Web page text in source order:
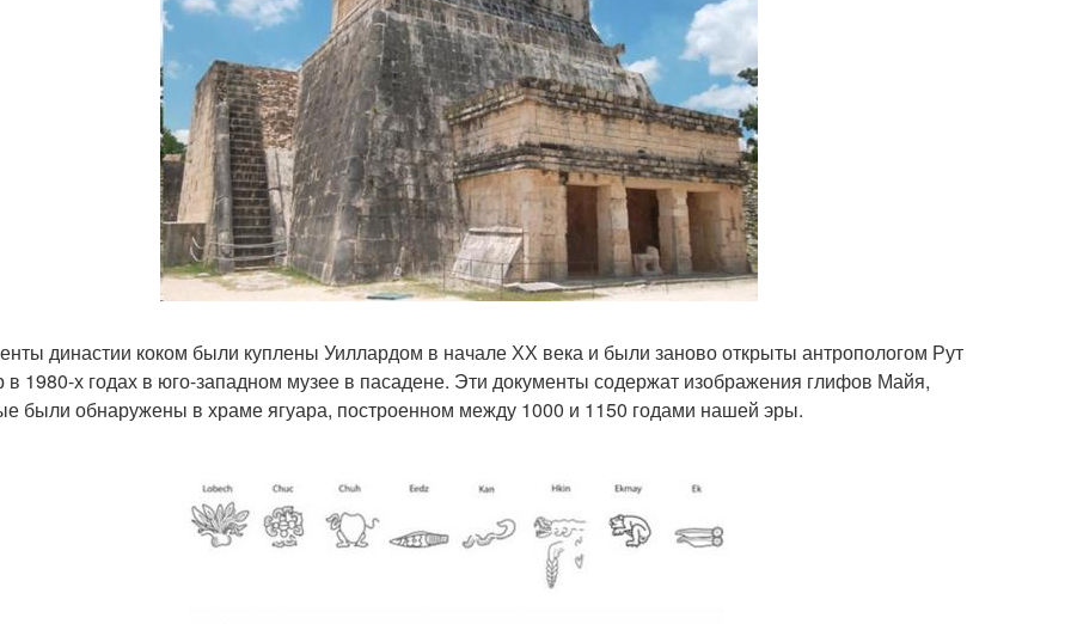
династии коком были куплены Уиллардом в начале ХХ века и были заново открыты антропологом Рут
в 1980-х годах в юго-западном музее в пасадене. Эти документы содержат изображения глифов Майя,
были обнаружены в храме ягуара, построенном между 1000 и 1150 годами нашей эры.